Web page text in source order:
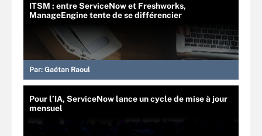
ITSM : entre ServiceNow et Freshworks,
ManageEngine tente de se différencier
Par: Gaétan Raoul
Pour l’IA, ServiceNow lance un cycle de mise à jour
mensuel